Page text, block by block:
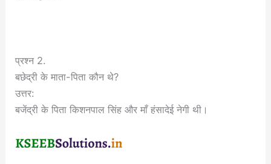
प्रश्न 2.
बछेद्री के माता-पिता कौन थे?
उत्तर:
बजेंद्री के पिता किशनपाल सिंह और माँ हंसादेई नेगी थी।